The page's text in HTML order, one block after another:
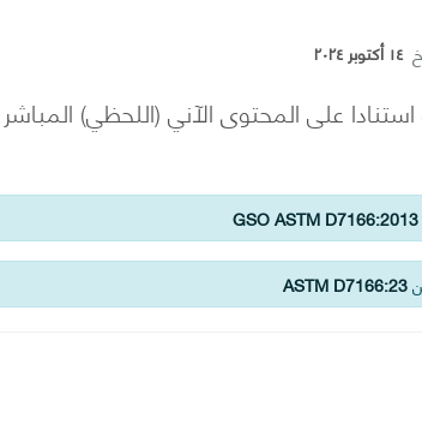
١٤ أكتوبر ٢٠٢٤
على المحتوى الآني (اللحظي)
GSO ASTM D7166:2013
ASTM D7166:23